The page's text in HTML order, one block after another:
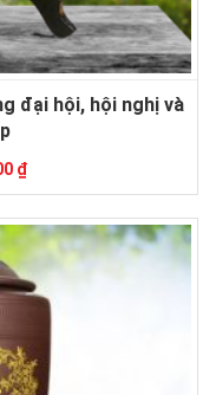
đại hội, hội nghị và
₫